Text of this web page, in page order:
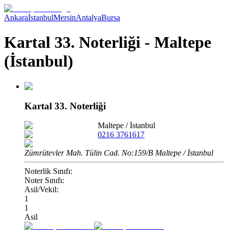
AnkaraİstanbulMersinAntalyaBursa
Kartal 33. Noterliği - Maltepe
(İstanbul)
Kartal 33. Noterliği
Maltepe /İstanbul
0216 3761617
Zümrütevler Mah. Tülin Cad. No:159/B Maltepe / İstanbul
Noterlik Sınıfı:
Noter Sınıfı:
Asil/Vekil:
1
1
Asil